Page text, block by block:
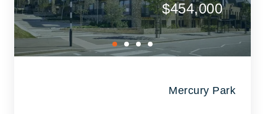
$454,000
Mercury Park